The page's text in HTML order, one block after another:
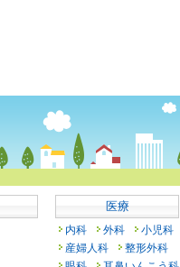
医療
内科 外科
小児科
産婦人科
整形外科